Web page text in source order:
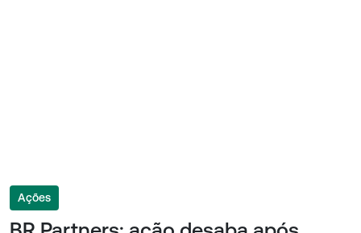
Ações